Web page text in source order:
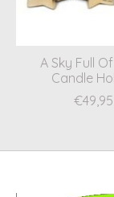
A Sky Full
Candle
€49,95